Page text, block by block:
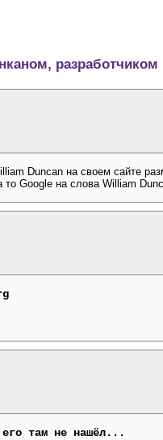
разработчиком
Duncan на своем сайте
то Google на слова William
там не нашёл...